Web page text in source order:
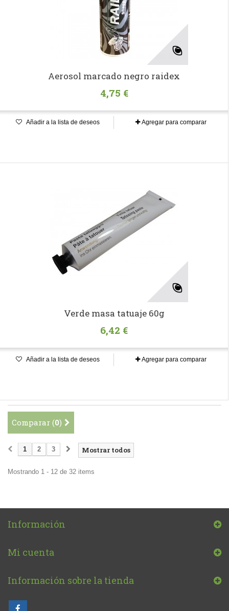
Aerosol marcado negro raidex
4,75 €
Añadir a la lista de deseos Agregar para comparar
Verde masa tatuaje 60g
6,42 €
Añadir a la lista de deseos Agregar para comparar
Comparar (0)
Mostrar todos
1 2 3
Mostrando 1 - 12 de 32 items
Información
Mi cuenta
Información sobre la tienda